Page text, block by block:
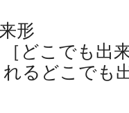
形
どこでも出
るどこでも